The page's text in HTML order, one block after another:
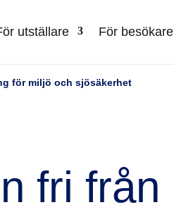
utställare För besökare
för miljö och sjösäkerhet
fri från